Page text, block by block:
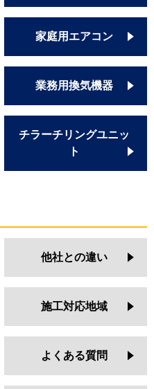
rakuri-na
rak
rak
rak
家庭用エアコン
業務用換気機器
チラーチリングユニッ
ト
他社との違い
施工対応地域
よくある質問